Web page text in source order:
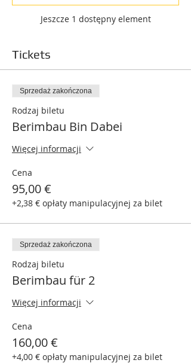
Jeszcze 1 dostępny element
Tickets
Sprzedaż zakończona
Rodzaj biletu
Berimbau Bin Dabei
Więcej informacji
Cena
95,00 €
+2,38 € opłaty manipulacyjnej za bilet
Sprzedaż zakończona
Rodzaj biletu
Berimbau für 2
Więcej informacji
Cena
160,00 €
+4,00 € opłaty manipulacyjnej za bilet